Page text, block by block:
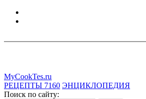
MyCookTes.ru
РЕЦЕПТЫ 7160 ЭНЦИКЛОПЕДИЯ
Поиск по сайту: